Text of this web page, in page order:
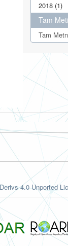
2018 (1)
Tam
Tam
4.0 Unported